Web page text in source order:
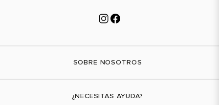
SOBRE NOSOTROS
¿NECESITAS AYUDA?